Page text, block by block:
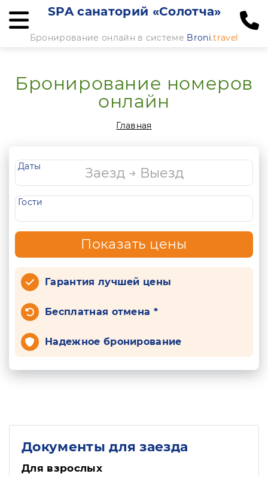
SPA санаторий «Солотча»
Бронирование онлайн в системе Broni.travel
Бронирование номеров
онлайн
Главная
Даты
Гости
Показать цены
Гарантия лучшей цены
Бесплатная отмена *
Надежное бронирование
Документы для заезда
Для взрослых